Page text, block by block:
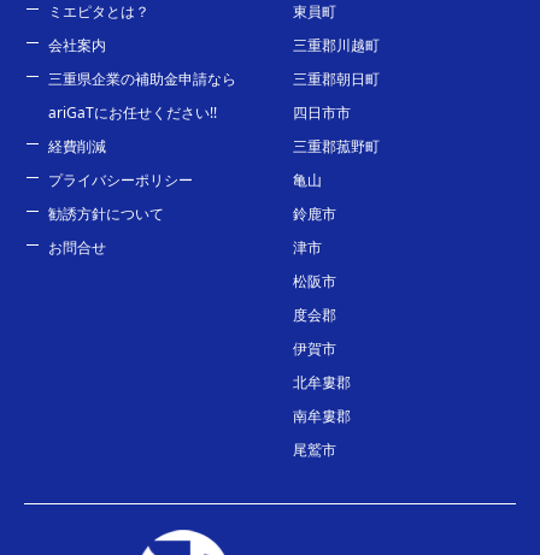
ミエピタとは？
会社案内
三重県企業の補助金申請なら
ariGaTにお任せください!!
経費削減
プライバシーポリシー
勧誘方針について
お問合せ
東員町
三重郡川越町
三重郡朝日町
四日市市
三重郡菰野町
亀山
鈴鹿市
津市
松阪市
度会郡
伊賀市
北牟婁郡
南牟婁郡
尾鷲市